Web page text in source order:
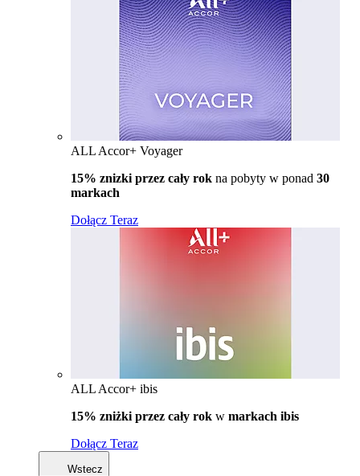
ALL Accor+ Voyager
15% znizki przez cały rok na pobyty w ponad 30
markach
Dołącz Teraz
ALL Accor+ ibis
15% zniżki przez cały rok w markach ibis
Dołącz Teraz
Wstecz